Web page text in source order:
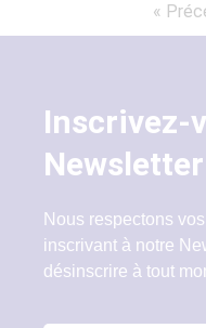
«
Inscrivez-
Nous respectons
inscrivant à notre
désinscrire à tout